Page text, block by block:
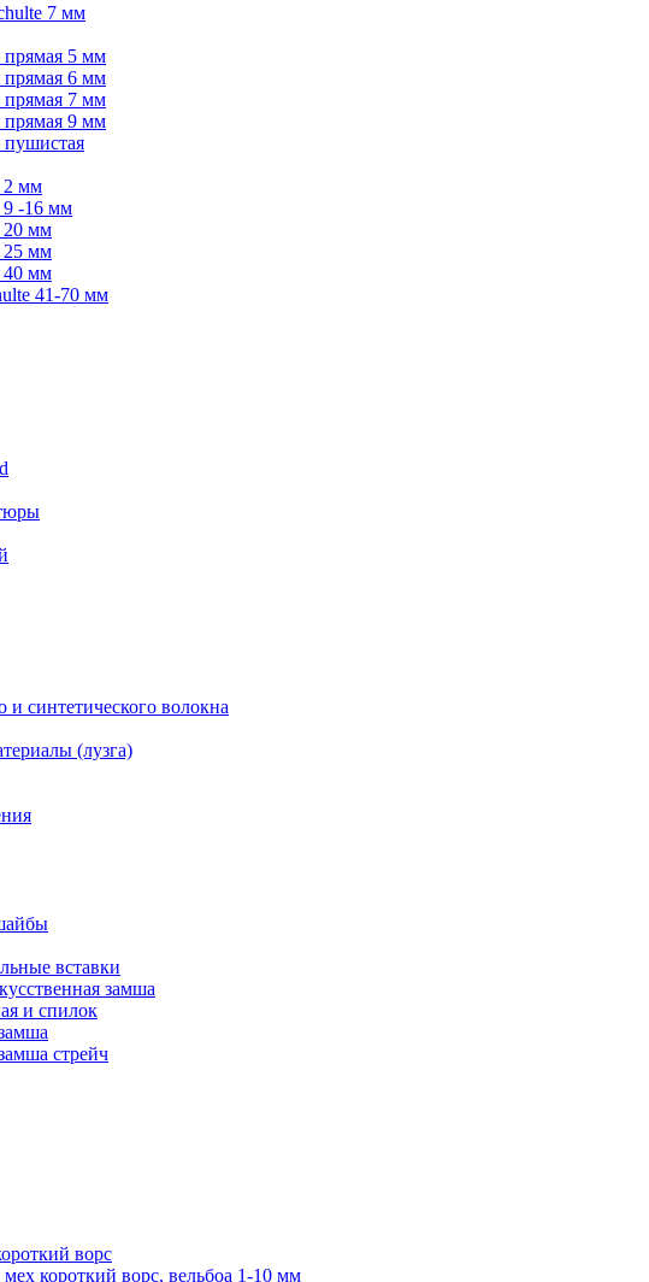
7 мм
прямая 5 мм
прямая 6 мм
прямая 7 мм
прямая 9 мм
пушистая
2 мм
-16 мм
20 мм
25 мм
40 мм
41-70 мм
и синтетического волокна
(лузга)
вставки
замша
и спилок
стрейч
ворс
короткий ворс, вельбоа 1-10 мм